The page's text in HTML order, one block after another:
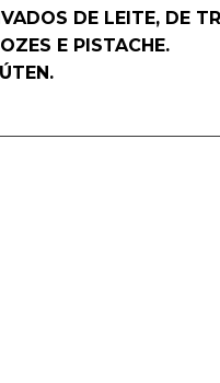
DE LEITE, DE
E PISTACHE.